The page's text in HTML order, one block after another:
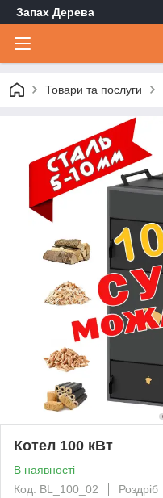
Запах Дерева
Товари та послуги
Котел 100 кВт
В наявності
Код: BL_100_02
Роздріб